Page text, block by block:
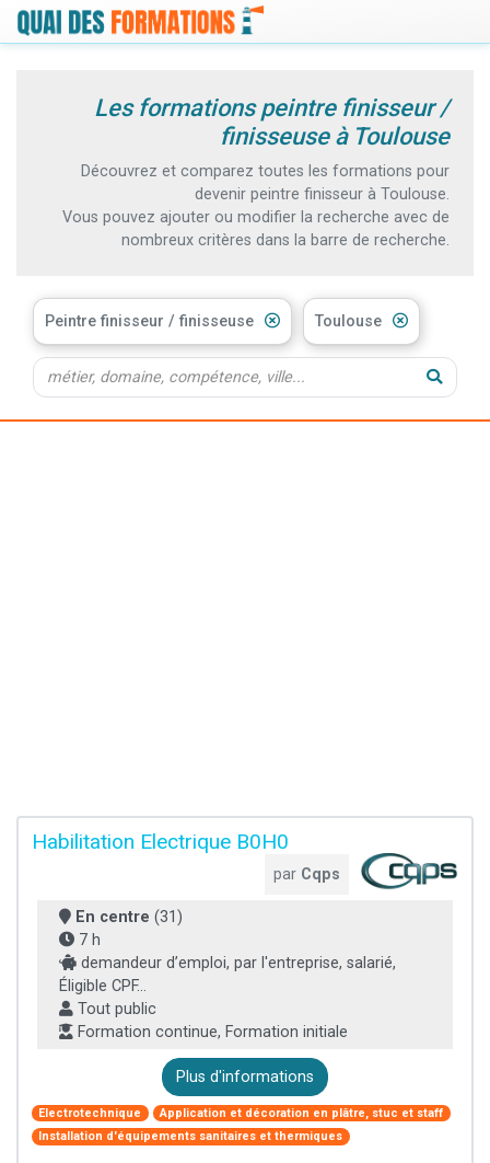
Les formations peintre finisseur /
finisseuse à Toulouse
Découvrez et comparez toutes les formations pour
devenir peintre finisseur à Toulouse.
Vous pouvez ajouter ou modifier la recherche avec de
nombreux critères dans la barre de recherche.
Peintre finisseur / finisseuse Toulouse
Habilitation Electrique B0H0
par Cqps
En centre (31)
7 h
demandeur d’emploi, par l'entreprise, salarié,
Éligible CPF...
Tout public
Formation continue, Formation initiale
Plus d'informations
Electrotechnique
Application et décoration en plâtre, stuc et staff
Installation d'équipements sanitaires et thermiques